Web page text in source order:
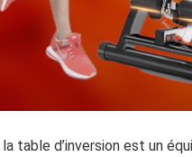
la table d’inversion est un